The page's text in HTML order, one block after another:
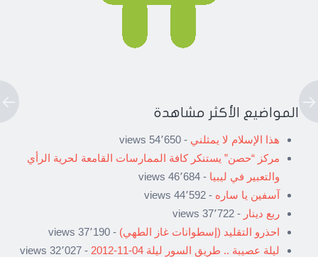
المواضيع الأكثر مشاهدة
هذا الإسلام لا يمثلني - 54٬650 views
مركز “حصن” يستنكر كافة الممارسات القامعة لحرية الرأي
والتعبير في ليبيا - 46٬684 views
آسفين يا ساره - 44٬592 views
ربع دينار - 37٬722 views
احذرو التقليد (إسطوانات غاز الطهي) - 37٬190 views
ليلة عصيبة .. طريق السور ليلة 04-11-2012
- 32٬027 views